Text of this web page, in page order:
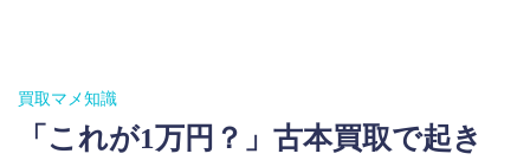
買取マメ知識
「これが1万円？」古本買取で起き